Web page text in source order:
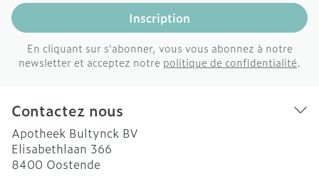
Inscription
En cliquant sur s'abonner, vous vous abonnez à notre
newsletter et acceptez notre politique de confidentialité.
Contactez nous
Apotheek Bultynck BV
Elisabethlaan 366
8400 Oostende